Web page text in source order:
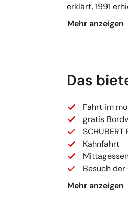
erklärt, 1991
Mehr anzeigen
Das
Fahrt im
gratis
Kahnfahrt
Besuch der
Mehr anzeigen